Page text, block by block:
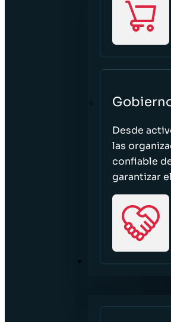
Desde
las
confiable
garantizar
RECURSOS